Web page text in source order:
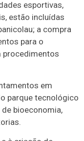
esportivas,
estão incluídas
a compra
para o
procedimentos
em
parque tecnológico
bioeconomia,